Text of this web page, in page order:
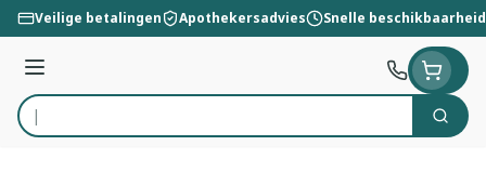
Ga naar de inhoud
Veilige betalingen Apothekersadvies Snelle beschikbaarheid
Menu
Product, merk, categorie...
Zoek